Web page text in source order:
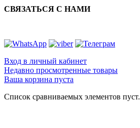
СВЯЗАТЬСЯ С НАМИ
Вход в личный кабинет
Недавно просмотренные товары
Ваша корзина пуста
Список сравниваемых элементов пуст.